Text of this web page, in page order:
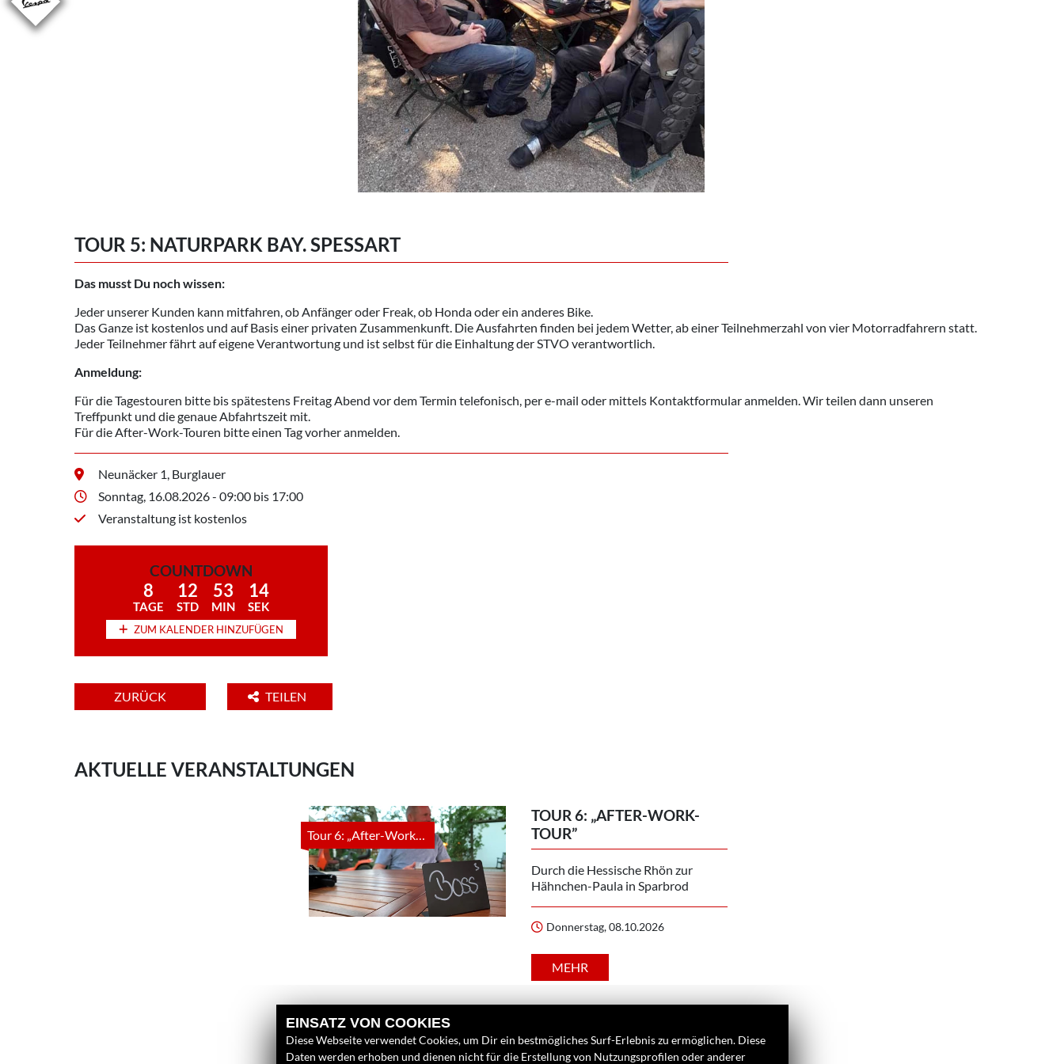
TOUR 5: NATURPARK BAY. SPESSART
Das musst Du noch wissen:
Jeder unserer Kunden kann mitfahren, ob Anfänger oder Freak, ob Honda oder ein anderes Bike.
Das Ganze ist kostenlos und auf Basis einer privaten Zusammenkunft. Die Ausfahrten finden bei jedem Wetter, ab einer Teilnehmerzahl von vier Motorradfahrern statt.
Jeder Teilnehmer fährt auf eigene Verantwortung und ist selbst für die Einhaltung der STVO verantwortlich.
Anmeldung:
Für die Tagestouren bitte bis spätestens Freitag Abend vor dem Termin telefonisch, per e-mail oder mittels Kontaktformular anmelden. Wir teilen dann unseren
Treffpunkt und die genaue Abfahrtszeit mit.
Für die After-Work-Touren bitte einen Tag vorher anmelden.
Neunäcker 1, Burglauer
Sonntag, 16.08.2026 - 09:00 bis 17:00
Veranstaltung ist kostenlos
COUNTDOWN
8
TAGE
12
STD
53
MIN
13
SEK
ZUM KALENDER HINZUFÜGEN
ZURÜCK TEILEN
AKTUELLE VERANSTALTUNGEN
Tour 6: „After-Work-Tour” anzeigen
TOUR 6: „AFTER-WORK-
TOUR”
Durch die Hessische Rhön zur
Hähnchen-Paula in Sparbrod
Donnerstag, 08.10.2026
MEHR
EINSATZ VON COOKIES
Diese Webseite verwendet Cookies, um Dir ein bestmögliches Surf-Erlebnis zu ermöglichen. Diese
Daten werden erhoben und dienen nicht für die Erstellung von Nutzungsprofilen oder anderer